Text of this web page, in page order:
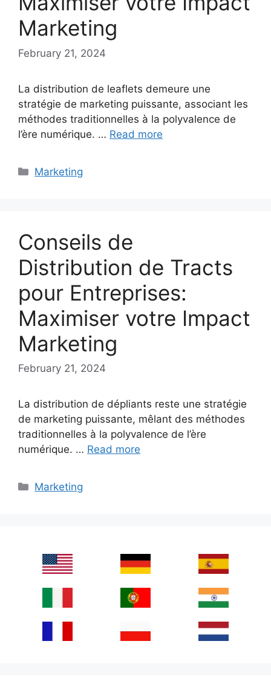
Marketing
February 21, 2024
La distribution de leaflets demeure une
stratégie de marketing puissante, associant les
méthodes traditionnelles à la polyvalence de
l’ère numérique. … Read more
Categories
Marketing
Conseils de
Distribution de Tracts
pour Entreprises:
Maximiser votre Impact
Marketing
February 21, 2024
La distribution de dépliants reste une stratégie
de marketing puissante, mêlant des méthodes
traditionnelles à la polyvalence de l’ère
numérique. … Read more
Categories
Marketing